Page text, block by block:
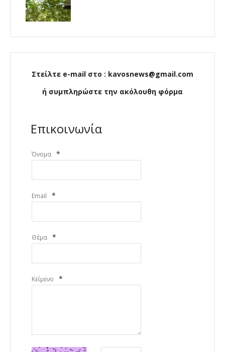
Στείλτε e-mail στο : kavosnews@gmail.com
ή συμπληρώστε την ακόλουθη φόρμα
Επικοινωνία
Όνομα *
Email *
Θέμα *
Κείμενο *